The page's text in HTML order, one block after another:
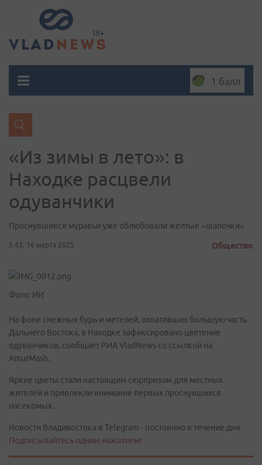
1 балл
«Из зимы в лето»: в
Находке расцвели
одуванчики
Проснувшиеся муравьи уже облюбовали желтые «шапочки»
5:43, 16 марта 2025 Общество
Фото: ИИ
На фоне снежных бурь и метелей, охвативших большую часть
Дальнего Востока, в Находке зафиксировано цветение
одуванчиков, сообщает РИА VladNews со ссылкой на
AmurMash.
Яркие цветы стали настоящим сюрпризом для местных
жителей и привлекли внимание первых проснувшихся
насекомых.
Новости Владивостока в Telegram - постоянно в течение дня.
Подписывайтесь одним нажатием!